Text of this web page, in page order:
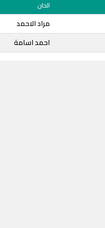
الحان
مراد الاحمد
احمد اسامة